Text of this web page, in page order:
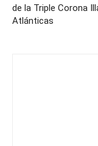
de la Triple Corona
Atlánticas